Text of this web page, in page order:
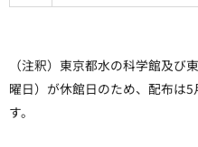
（注釈）東京都水の科学館及び
曜日）が休館日のため、配布は
す。